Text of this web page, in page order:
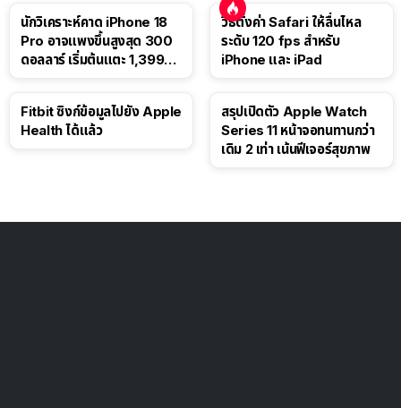
นักวิเคราะห์คาด iPhone 18
Pro อาจแพงขึ้นสูงสุด 300
ดอลลาร์ เริ่มต้นแตะ 1,399
วิธีตั้งค่า Safari ให้ลื่นไหล
ระดับ 120 fps สำหรับ
iPhone และ iPad
Fitbit ซิงก์ข้อมูลไปยัง Apple
Health ได้แล้ว
สรุปเปิดตัว Apple Watch
Series 11 หน้าจอทนทานกว่า
เดิม 2 เท่า เน้นฟีเจอร์สุขภาพ